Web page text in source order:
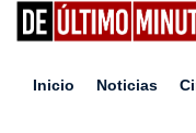
Inicio Noticias